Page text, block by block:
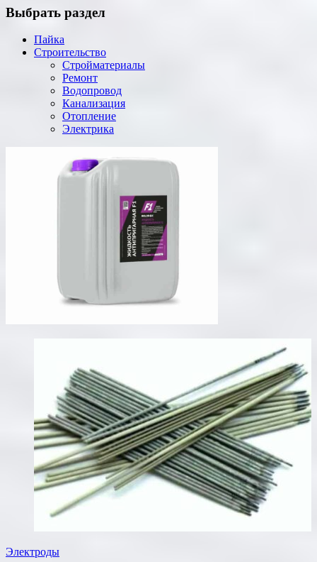
Выбрать раздел
Пайка
Строительство
Стройматериалы
Ремонт
Водопровод
Канализация
Отопление
Электрика
Электроды